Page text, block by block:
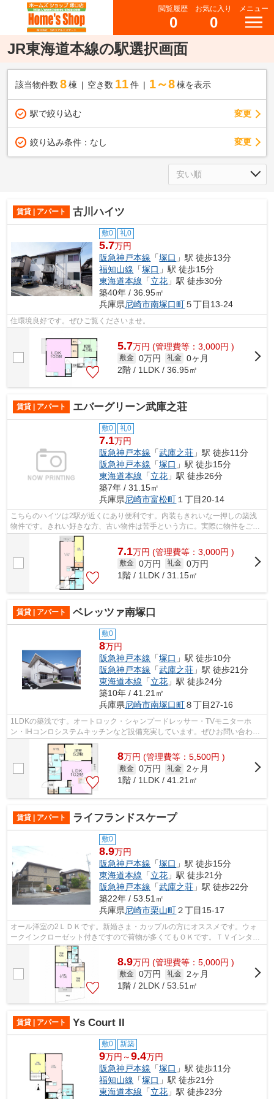
閲覧履歴
0
お気に入り
0
メニュー
JR東海道本線の駅選択画面
該当物件数 8棟 空き数 11 件 1～8 棟を表示
駅で絞り込む 変更
絞り込み条件： なし 変更
賃貸 | アパート 古川ハイツ
敷0 礼0
5.7万円
阪急神戸本線 「塚口 」駅 徒歩13分
福知山線 「塚口 」駅 徒歩15分
東海道本線 「立花 」駅 徒歩30分
築40年 / 36.95㎡
兵庫県尼崎市南塚口町５丁目13-24
住環境良好です。ぜひご覧くださいませ。
5.7万円 (管理費等：3,000円 )
敷金 0万円 礼金 0ヶ月
2階 / 1LDK / 36.95㎡
賃貸 | アパート エバーグリーン武庫之荘
敷0 礼0
7.1万円
阪急神戸本線 「武庫之荘 」駅 徒歩11分
阪急神戸本線 「塚口 」駅 徒歩15分
東海道本線 「立花 」駅 徒歩26分
築7年 / 31.15㎡
兵庫県尼崎市富松町 １丁目20-14
こちらのハイツは2駅が近くにあり便利です。内装もきれいな一押しの築浅
物件です。きれい好きな方、古い物件は苦手という方に。実際に物件をご覧
になりたいお客様は、スタッフまでご連...
7.1万円 (管理費等：3,000円 )
敷金 0万円 礼金 0万円
1階 / 1LDK / 31.15㎡
賃貸 | アパート ベレッツァ南塚口
敷0
8万円
阪急神戸本線 「塚口 」駅 徒歩10分
阪急神戸本線 「武庫之荘 」駅 徒歩21分
東海道本線 「立花 」駅 徒歩24分
築10年 / 41.21㎡
兵庫県尼崎市南塚口町８丁目27-16
1LDKの築浅です。オートロック・シャンプードレッサー・TVモニターホ
ン・IHコンロシステムキッチンなど設備充実しています。ぜひお問い合わせ
くださいませ。
8万円 (管理費等：5,500円 )
敷金 0万円 礼金 2ヶ月
1階 / 1LDK / 41.21㎡
賃貸 | アパート ライフランドスケープ
敷0
8.9万円
阪急神戸本線 「塚口 」駅 徒歩15分
東海道本線 「立花 」駅 徒歩21分
阪急神戸本線 「武庫之荘 」駅 徒歩22分
築22年 / 53.51㎡
兵庫県尼崎市栗山町２丁目15-17
オール洋室の2ＬＤＫです。新婚さま・カップルの方にオススメです。ウォ
ークインクローゼット付きですので荷物が多くてもＯＫです。ＴＶインター
ホン・温水洗浄便座付トイレ・浴室換気...
8.9万円 (管理費等：5,000円 )
敷金 0万円 礼金
2ヶ月
1階 / 2LDK / 53.51㎡
賃貸 | アパート Ys Court II
敷0 新築
9万円～9.4万円
阪急神戸本線 「塚口 」駅 徒歩11分
福知山線 「塚口 」駅 徒歩21分
東海道本線 「立花 」駅 徒歩23分